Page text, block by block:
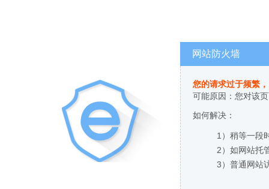
网站防火墙
您的请求过于频繁
可能原因：您对该
如何解决：
1）稍等一段
2）如网站托
3）普通网站